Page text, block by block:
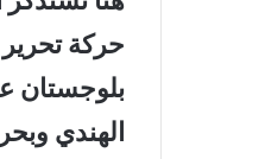
حركة
بلوجستان
الهندي